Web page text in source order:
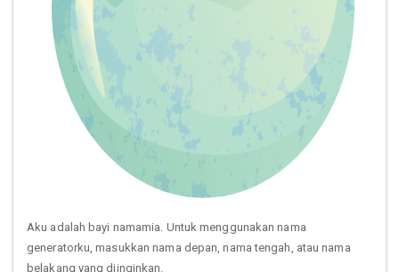
Aku adalah bayi namamia. Untuk menggunakan nama
generatorku, masukkan nama depan, nama tengah, atau nama
belakang yang diinginkan.